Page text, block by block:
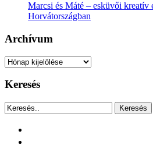
Marcsi és Máté – esküvői kreatív
Horvátországban
Archívum
Archívum
Keresés
Keresés